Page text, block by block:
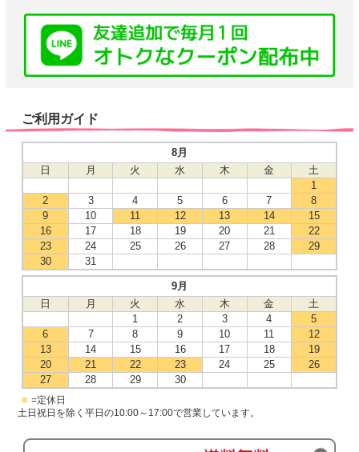
ご利用ガイド
8月
日
月 火 水 木 金
土
1
2
3 4 5 6 7
8
9
10 11 12 13 14
15
16
17 18 19 20 21
22
23
24 25 26 27 28
29
30
31
9月
日
月 火 水 木 金
土
1
2 3 4
5
6
7 8 9 10 11
12
13
14 15 16 17 18
19
20
21 22 23 24 25
26
27
28 29 30
■ =定休日
土日祝日を除く平日の10:00～17:00で営業しています。